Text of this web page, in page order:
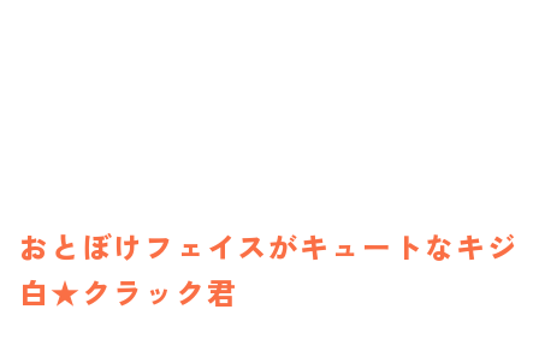
おとぼけフェイスがキュートなキジ
白★クラック君